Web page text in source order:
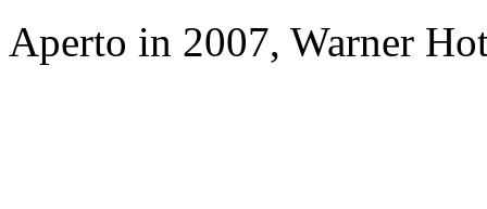
Aperto in 2007, Warner